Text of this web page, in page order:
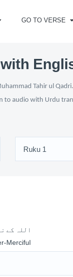
GO TO VERSE
Tahir ul
to audio with Urdu
اللہ کے
Merciful